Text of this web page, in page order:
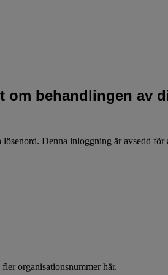
om behandlingen av
Denna inloggning är avsedd
organisationsnummer här.